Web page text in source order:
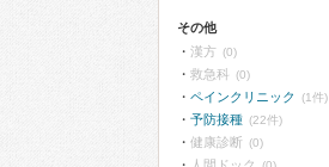
その他
漢方 (0)
救急科 (0)
ペインクリニック (1件)
予防接種 (22件)
健康診断 (0)